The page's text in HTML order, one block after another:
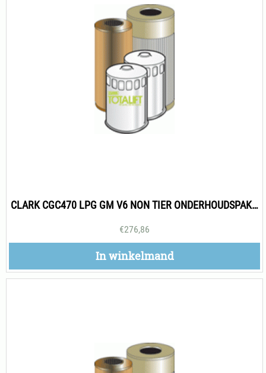
CLARK CGC470 LPG GM V6 NON TIER ONDERHOUDSPAKKET 500H
€276,86
In winkelmand